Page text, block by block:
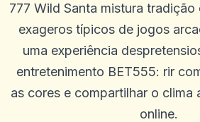
777 Wild Santa mistura
exageros típicos de jogos
uma experiência
entretenimento BET555: rir
as cores e compartilhar o clima
online.
pouco ruim e eles poderiam oferecer mais
C
2025-10-15 07:14:12
Meu gerente de conta, Graham, foi ótimo e
jogo.